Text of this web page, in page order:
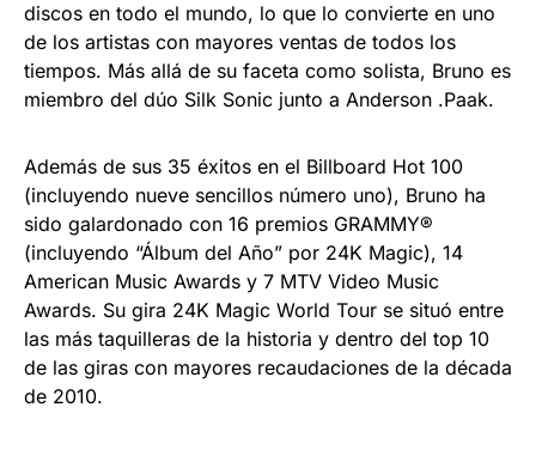
discos en todo el mundo, lo que lo convierte en uno
de los artistas con mayores ventas de todos los
tiempos. Más allá de su faceta como solista, Bruno es
miembro del dúo Silk Sonic junto a Anderson .Paak.
Además de sus 35 éxitos en el Billboard Hot 100
(incluyendo nueve sencillos número uno), Bruno ha
sido galardonado con 16 premios GRAMMY®
(incluyendo “Álbum del Año” por 24K Magic), 14
American Music Awards y 7 MTV Video Music
Awards. Su gira 24K Magic World Tour se situó entre
las más taquilleras de la historia y dentro del top 10
de las giras con mayores recaudaciones de la década
de 2010.